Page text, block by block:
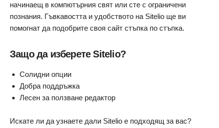
начинаещ в компютърния свят или сте с ограничени
познания. Гъвкавостта и удобството на Sitelio ще ви
помогнат да подобрите своя сайт стъпка по стъпка.
Защо да изберете Sitelio?
Солидни опции
Добра поддръжка
Лесен за ползване редактор
Искате ли да узнаете дали Sitelio е подходящ за вас?